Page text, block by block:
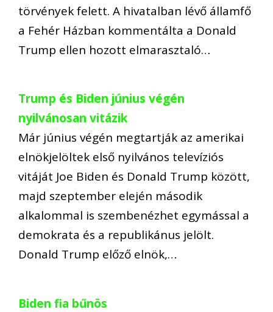
törvények felett. A hivatalban lévő államfő
a Fehér Házban kommentálta a Donald
Trump ellen hozott elmarasztaló…
Trump és Biden június végén
nyilvánosan vitázik
Már június végén megtartják az amerikai
elnökjelöltek első nyilvános televíziós
vitáját Joe Biden és Donald Trump között,
majd szeptember elején második
alkalommal is szembenézhet egymással a
demokrata és a republikánus jelölt.
Donald Trump előző elnök,…
Biden fia bűnös